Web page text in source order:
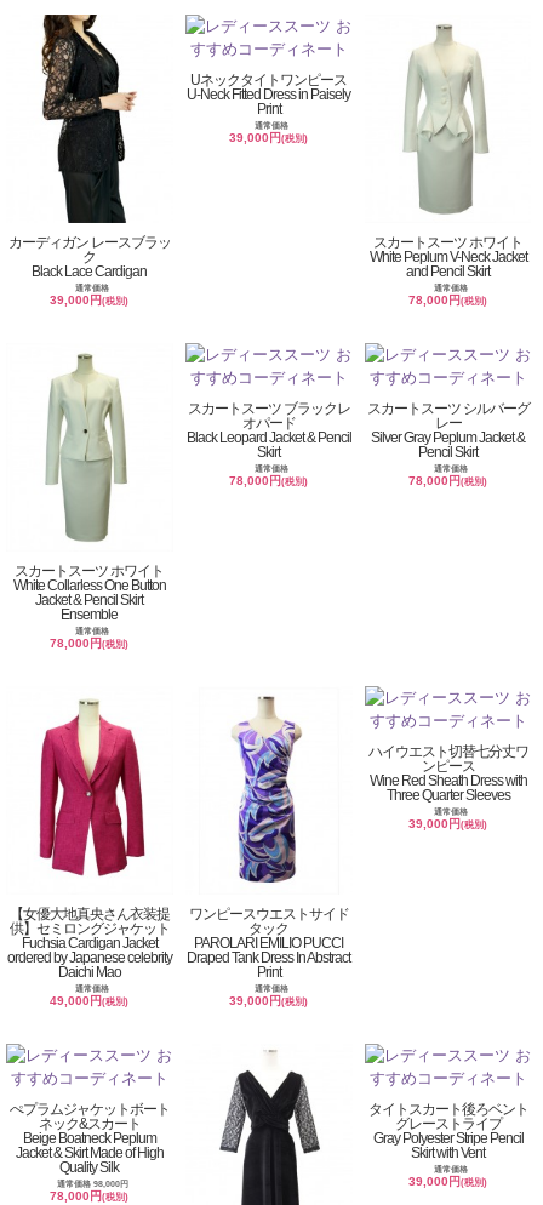
カーディガン レースブラッ
ク
Black Lace Cardigan
通常価格
39,000円(税別)
Uネックタイトワンピース
U-Neck Fitted Dress in Paisely
Print
通常価格
39,000円(税別)
スカートスーツ ホワイト
White Peplum V-Neck Jacket
and Pencil Skirt
通常価格
78,000円(税別)
スカートスーツ ホワイト
White Collarless One Button
Jacket & Pencil Skirt
Ensemble
通常価格
78,000円(税別)
スカートスーツ ブラックレ
オパード
Black Leopard Jacket & Pencil
Skirt
通常価格
78,000円(税別)
スカートスーツ シルバーグ
レー
Silver Gray Peplum Jacket &
Pencil Skirt
通常価格
78,000円(税別)
【女優大地真央さん衣装提
供】セミロングジャケット
Fuchsia Cardigan Jacket
ordered by Japanese celebrity
Daichi Mao
通常価格
49,000円(税別)
ワンピースウエストサイド
タック
PAROLARI EMILIO PUCCI
Draped Tank Dress In Abstract
Print
通常価格
39,000円(税別)
ハイウエスト切替七分丈ワ
ンピース
Wine Red Sheath Dress with
Three Quarter Sleeves
通常価格
39,000円(税別)
ぺプラムジャケットボート
ネック&スカート
Beige Boatneck Peplum
Jacket & Skirt Made of High
Quality Silk
通常価格 98,000円
78,000円(税別)
タイトスカート後ろベント
グレーストライプ
Gray Polyester Stripe Pencil
Skirt with Vent
通常価格
39,000円(税別)